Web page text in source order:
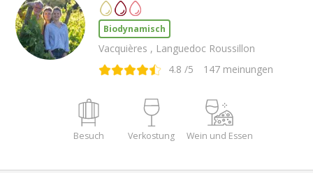
Biodynamisch
Vacquières , Languedoc Roussillon
4.8 /5 147 meinungen
Besuch Verkostung Wein und Essen